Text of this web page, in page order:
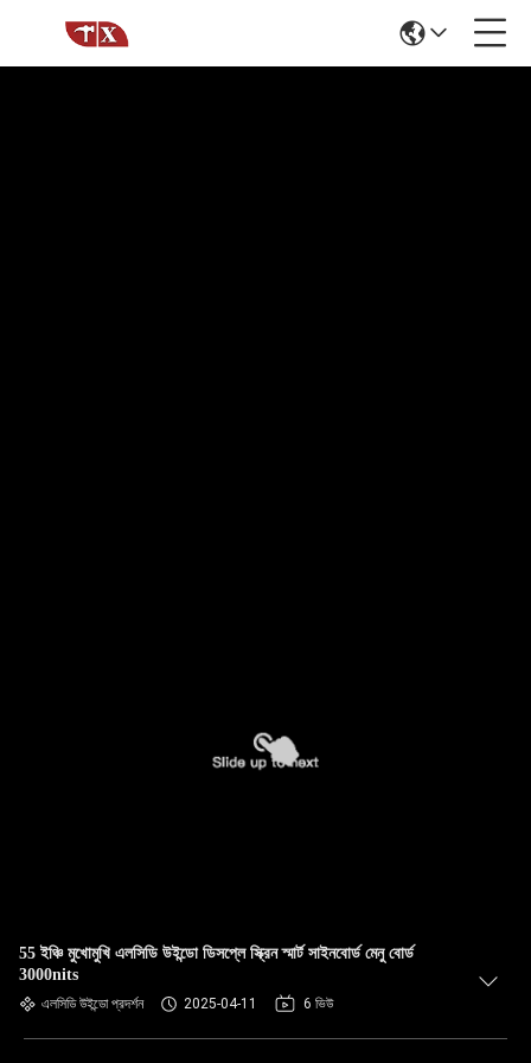
55 ইঞ্চি মুখোমুখি এলসিডি উইন্ডো ডিসপ্লে স্ক্রিন স্মার্ট সাইনবোর্ড মেনু বোর্ড
3000nits
এলসিডি উইন্ডো প্রদর্শন 2025-04-11 6 ভিউ